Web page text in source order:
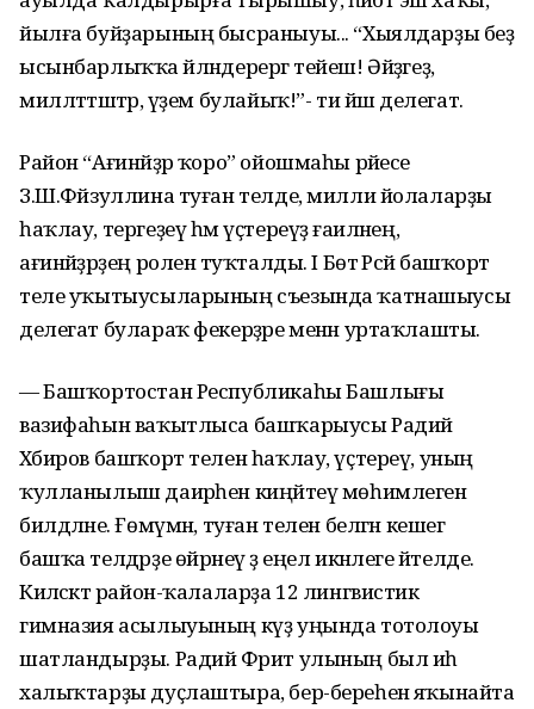
йылға буйҙарының бысраныуы... “Хыялдарҙы беҙ
ысынбарлыҡҡа әйләндерергә тейеш! Әйҙәгеҙ,
милләттәштәр, әүҙем булайыҡ!”- ти йәш делегат.
Район “Ағинәйҙәр ҡоро” ойошмаһы рәйесе
З.Ш.Фәйзуллина туған телде, милли йолаларҙы
һаҡлау, тергеҙеү һәм үҫтереүҙә ғаиләнең,
ағинәйҙәрҙең роленә туҡталды. I Бөтә Рәсәй башҡорт
теле уҡытыусыларының съезында ҡатнашыусы
делегат булараҡ фекерҙәре менән уртаҡлашты.
— Башҡортостан Республикаһы Башлығы
вазифаһын ваҡытлыса башҡарыусы Радий
Хәбиров башҡорт телен һаҡлау, үҫтереү, уның
ҡулланылыш даирәһен киңәйтеү мөһимлеген
билдәләне. Ғөмүмән, туған телен белгән кешегә
башҡа телдәрҙе өйрәнеү ҙә еңел икәнлеге әйтелде.
Киләсәктә район-ҡалаларҙа 12 лингвистик
гимназия асылыуының күҙ уңында тотолоуы
шатландырҙы. Радий Фәрит улының был иһә
халыҡтарҙы дуҫлаштыра, бер-береһенә яҡынайта